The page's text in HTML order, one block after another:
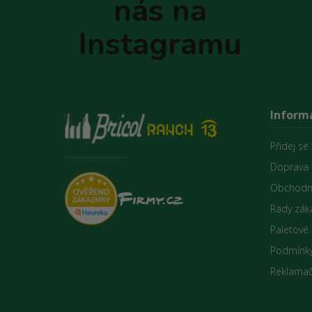
nás na
Instagramu
Přidej se
Doprava
Rady